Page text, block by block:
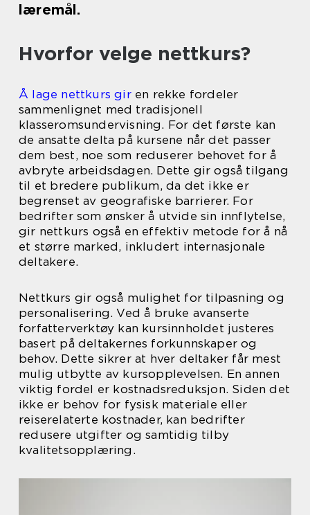
læremål.
Hvorfor velge nettkurs?
Å lage nettkurs giren rekke fordeler
sammenlignet med tradisjonell
klasseromsundervisning. For det første kan
de ansatte delta på kursene når det passer
dem best, noe som reduserer behovet for å
avbryte arbeidsdagen. Dette gir også tilgang
til et bredere publikum, da det ikke er
begrenset av geografiske barrierer. For
bedrifter som ønsker å utvide sin innflytelse,
gir nettkurs også en effektiv metode for å nå
et større marked, inkludert internasjonale
deltakere.
Nettkurs gir også mulighet for tilpasning og
personalisering. Ved å bruke avanserte
forfatterverktøy kan kursinnholdet justeres
basert på deltakernes forkunnskaper og
behov. Dette sikrer at hver deltaker får mest
mulig utbytte av kursopplevelsen. En annen
viktig fordel er kostnadsreduksjon. Siden det
ikke er behov for fysisk materiale eller
reiserelaterte kostnader, kan bedrifter
redusere utgifter og samtidig tilby
kvalitetsopplæring.